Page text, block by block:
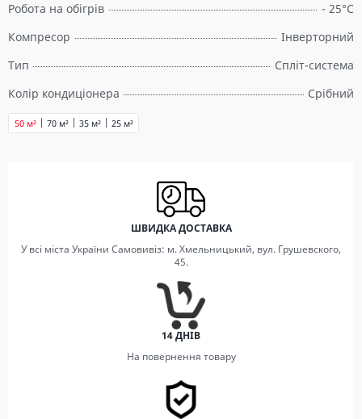
Робота на обігрів
- 25°C
Компресор
Інверторний
Тип
Спліт-система
Колір кондиціонера
Срібний
50 м² 70 м² 35 м² 25 м²
ШВИДКА ДОСТАВКА
У всі міста України Самовивіз: м. Хмельницький, вул. Грушевского,
45.
14 ДНІВ
На повернення товару